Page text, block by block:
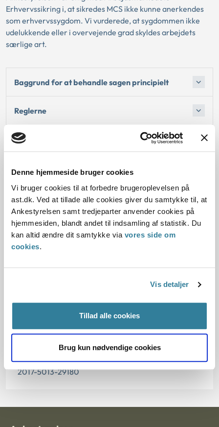
Denne hjemmeside bruger cookies
Vi bruger cookies til at forbedre brugeroplevelsen på
ast.dk. Ved at tillade alle cookies giver du samtykke til, at
Ankestyrelsen samt tredjeparter anvender cookies på
hjemmesiden, blandt andet til indsamling af statistik. Du
kan altid ændre dit samtykke via vores side om
cookies.
Vis detaljer
Tillad alle cookies
Brug kun nødvendige cookies
Erhvervssikring i, at sikredes MCS ikke kunne anerkendes
som erhvervssygdom. Vi vurderede, at sygdommen ikke
udelukkende eller i overvejende grad skyldes arbejdets
særlige art.
Baggrund for at behandle sagen principielt
Reglerne
Den konkrete afgørelse
Begrundelse for afgørelsen
Dato for underskrift
11.10.2017
§ 5 § 7
Journalnummer
2017-5013-29180